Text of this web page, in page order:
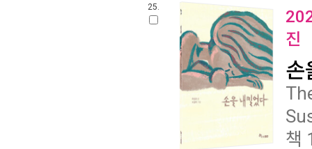
25.
진
손
책